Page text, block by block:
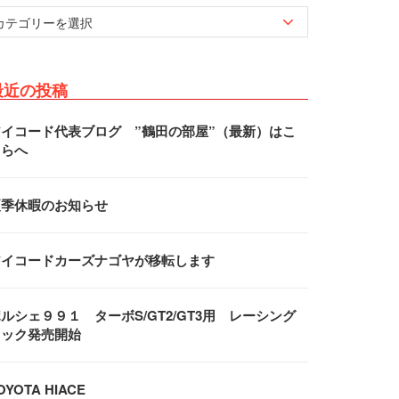
の投稿
コード代表ブログ ”鶴田の部屋”（最新）はこ
へ
休暇のお知らせ
コードカーズナゴヤが移転します
シェ９９１ ターボS/GT2/GT3用 レーシング
ク発売開始
HIACE